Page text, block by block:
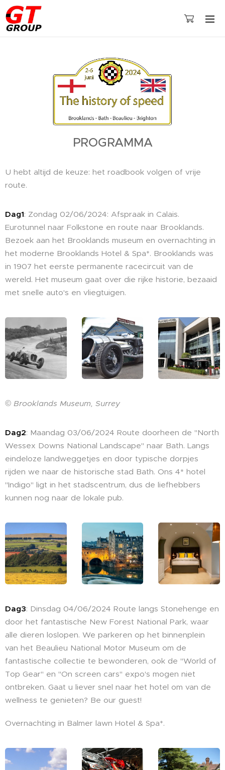
PROGRAMMA
U hebt altijd de keuze: het roadbook volgen of vrije
route.
Dag1: Zondag 02/06/2024: Afspraak in Calais.
Eurotunnel naar Folkstone en route naar Brooklands.
Bezoek aan het Brooklands museum en overnachting in
het moderne Brooklands Hotel & Spa*. Brooklands was
in 1907 het eerste permanente racecircuit van de
wereld. Het museum gaat over die rijke historie, bezaaid
met snelle auto's en vliegtuigen.
© Brooklands Museum, Surrey
Dag2: Maandag 03/06/2024 Route doorheen de "North
Wessex Downs National Landscape" naar Bath. Langs
eindeloze landweggetjes en door typische dorpjes
rijden we naar de historische stad Bath. Ons 4* hotel
"Indigo" ligt in het stadscentrum, dus de liefhebbers
kunnen nog naar de lokale pub.
Dag3: Dinsdag 04/06/2024 Route langs Stonehenge en
door het fantastische New Forest National Park, waar
alle dieren loslopen. We parkeren op het binnenplein
van het Beaulieu National Motor Museum om de
fantastische collectie te bewonderen, ook de "World of
Top Gear" en "On screen cars" expo's mogen niet
ontbreken. Gaat u liever snel naar het hotel om van de
wellness te genieten? Be our guest!
Overnachting in Balmer lawn Hotel & Spa*.